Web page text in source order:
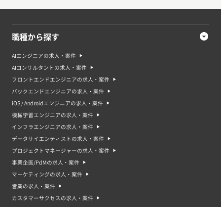
すことができる能力です。
データサイエンティストのスキルを高める勉強方法・資格
礎的な数学や統計学の知識を身につけることが最初に必要です。また、デー
タ分析に必要なツールや言語（例えばRやPython）を学習することも重要で
た、データサイエンティストの資格を取得することもスキルを高める方法の
一つです。例えば、データサイエンティストとしての技能を検証するための
・データサイエンティスト検定™ リテラシーレベル
・データサイエンス数学ストラテジスト
・統計検定
・画像処理エンジニア検定
などがあります。
データサイエンティスト案件は未経験でも応募できる？
ータサイエンティストの仕事はデータを分析して、ビジネスに役立つ結論を
職種から探す
AIエンジニアの求人・案件
AIコンサルタントの求人・案件
フロントエンドエンジニアの求人・案件
バックエンドエンジニアの求人・案件
iOS / Androidエンジニアの求人・案件
機械学習エンジニアの求人・案件
インフラエンジニアの求人・案件
データサイエンティストの求人・案件
プロジェクトマネージャーの求人・案件
事業企画/PdMの求人・案件
マーケティングの求人・案件
営業の求人・案件
カスタマーサクセスの求人・案件